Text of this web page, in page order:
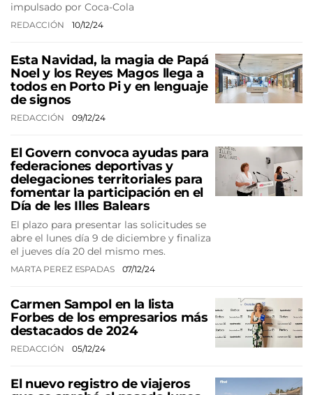
impulsado por Coca-Cola
REDACCIÓN 10/12/24
Esta Navidad, la magia de Papá
Noel y los Reyes Magos llega a
todos en Porto Pi y en lenguaje
de signos
REDACCIÓN 09/12/24
El Govern convoca ayudas para
federaciones deportivas y
delegaciones territoriales para
fomentar la participación en el
Día de les Illes Balears
El plazo para presentar las solicitudes se
abre el lunes día 9 de diciembre y finaliza
el jueves día 20 del mismo mes.
MARTA PEREZ ESPADAS 07/12/24
Carmen Sampol en la lista
Forbes de los empresarios más
destacados de 2024
REDACCIÓN 05/12/24
El nuevo registro de viajeros